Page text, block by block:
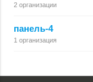
2 организации
панель-4
1 организация